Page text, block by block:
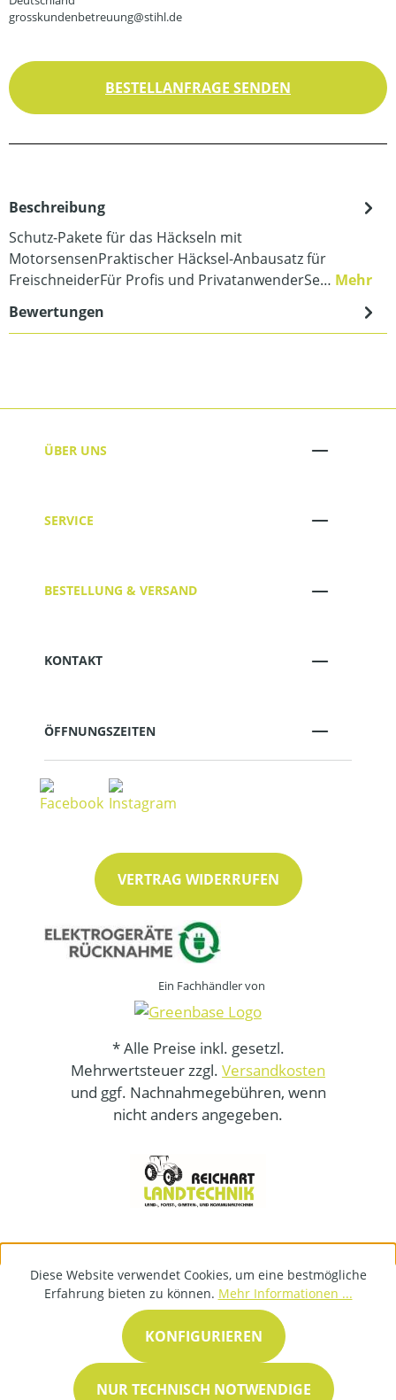
grosskundenbetreuung@stihl.de
BESTELLANFRAGE SENDEN
Beschreibung
Schutz-Pakete für das Häckseln mit
MotorsensenPraktischer Häcksel-Anbausatz für
FreischneiderFür Profis und PrivatanwenderSe… Mehr
Bewertungen
ÜBER UNS
SERVICE
BESTELLUNG & VERSAND
KONTAKT
ÖFFNUNGSZEITEN
VERTRAG WIDERRUFEN
Ein Fachhändler von
* Alle Preise inkl. gesetzl.
Mehrwertsteuer zzgl. Versandkosten
und ggf. Nachnahmegebühren, wenn
nicht anders angegeben.
Diese Website verwendet Cookies, um eine bestmögliche
Erfahrung bieten zu können. Mehr Informationen ...
NUR TECHNISCH NOTWENDIGE
KONFIGURIEREN